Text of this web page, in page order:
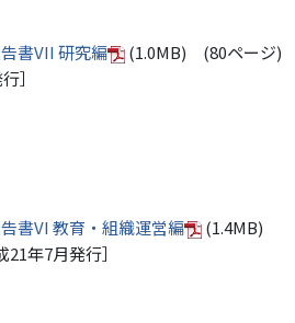
書VII 研究編
(1.0MB) (80ページ)
］
書VI 教育・組織運営編
(1.4MB)
年7月発行］